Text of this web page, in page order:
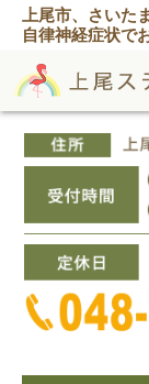
上尾市、さいた
自律神経症状で